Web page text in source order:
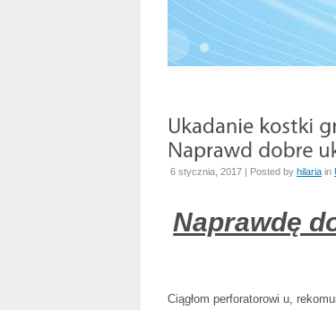
6 stycznia, 2017 | Posted by hilaria in
Naprawdę
Ciągłom perforatorowi u,